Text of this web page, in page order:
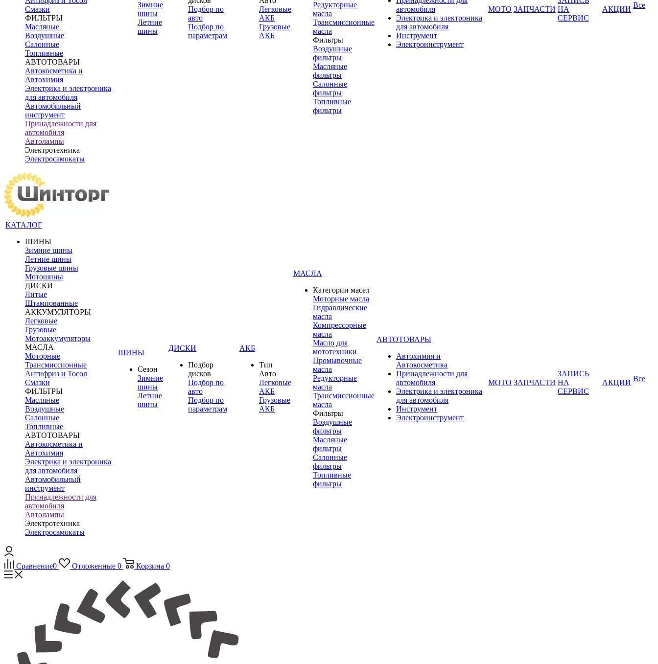
Смазки
ФИЛЬТРЫ
Масляные
Воздушные
Салонные
Топливные
АВТОТОВАРЫ
Автокосметика и
Автохимия
Электрика и электроника
для автомобиля
Автомобильный
инструмент
Принадлежности для
автомобиля
Автолампы
Электротехника
Электросамокаты
Зимние
шины
Летние
шины
Подбор по
авто
Подбор по
параметрам
Легковые
АКБ
Грузовые
АКБ
Редукторные
масла
Трансмиссионные
масла
Фильтры
Воздушные
фильтры
Масляные
фильтры
Салонные
фильтры
Топливные
фильтры
автомобиля
Электрика и электроника
для автомобиля
Инструмент
Электроинструмент
МОТО ЗАПЧАСТИ НА
СЕРВИС
АКЦИИ Все
КАТАЛОГ
ШИНЫ
Зимние шины
Летние шины
Грузовые шины
Мотошины
ДИСКИ
Литые
Штампованные
АККУМУЛЯТОРЫ
Легковые
Грузовые
Мотоаккумуляторы
МАСЛА
Моторные
Трансмиссионные
Антифриз и Тосол
Смазки
ФИЛЬТРЫ
Масляные
Воздушные
Салонные
Топливные
АВТОТОВАРЫ
Автокосметика и
Автохимия
Электрика и электроника
для автомобиля
Автомобильный
инструмент
Принадлежности для
автомобиля
Автолампы
Электротехника
Электросамокаты
ШИНЫ
Сезон
Зимние
шины
Летние
шины
ДИСКИ
Подбор
дисков
Подбор по
авто
Подбор по
параметрам
АКБ
Тип
Авто
Легковые
АКБ
Грузовые
АКБ
МАСЛА
Категории масел
Моторные масла
Гидравлические
масла
Компрессорные
масла
Масло для
мототехники
Промывочные
масла
Редукторные
масла
Трансмиссионные
масла
Фильтры
Воздушные
фильтры
Масляные
фильтры
Салонные
фильтры
Топливные
фильтры
АВТОТОВАРЫ
Автохимия и
Автокосметика
Принадлежности для
автомобиля
Электрика и электроника
для автомобиля
Инструмент
Электроинструмент
МОТО ЗАПЧАСТИ
ЗАПИСЬ
НА
СЕРВИС
АКЦИИ Все
Сравнение0 Отложенные 0 Корзина 0